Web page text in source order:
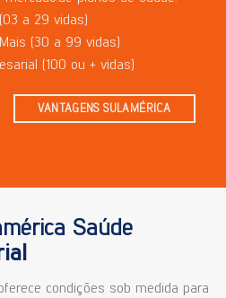
a 29 vidas)
(30 a 99 vidas)
(100 ou + vidas)
VANTAGENS SULAMÉRICA
Saúde
condições sob medida para